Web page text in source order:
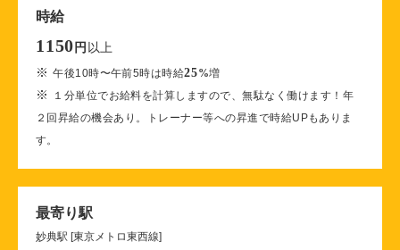
時給
1150 円 以上
※午後10時〜午前5時は時給25%増
※
１分単位でお給料を計算しますので、無駄なく働けます！年
２回昇給の機会あり。トレーナー等への昇進で時給UPもありま
す。
最寄り駅
妙典駅 [東京メトロ東西線]